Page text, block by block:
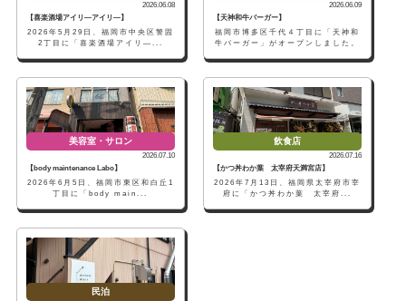
2026.06.08
【喜楽酒場アイリ―アイリ―】
2026年5月29日、福岡市中央区警固
2丁目に「喜楽酒場アイリ―...
2026.06.09
【天神和牛バーガー】
福岡市博多区千代４丁目に「天神和
牛バーガー」がオープンしました。
美容室・サロン
2026.07.10
【body maintenance Labo】
2026年6月5日、福岡市東区和白丘1
丁目に「body main...
飲食店
2026.07.16
【かつ丼わか葉 太宰府天満宮店】
2026年7月13日、福岡県太宰府市宰
府に「かつ丼わか葉 太宰府...
民泊